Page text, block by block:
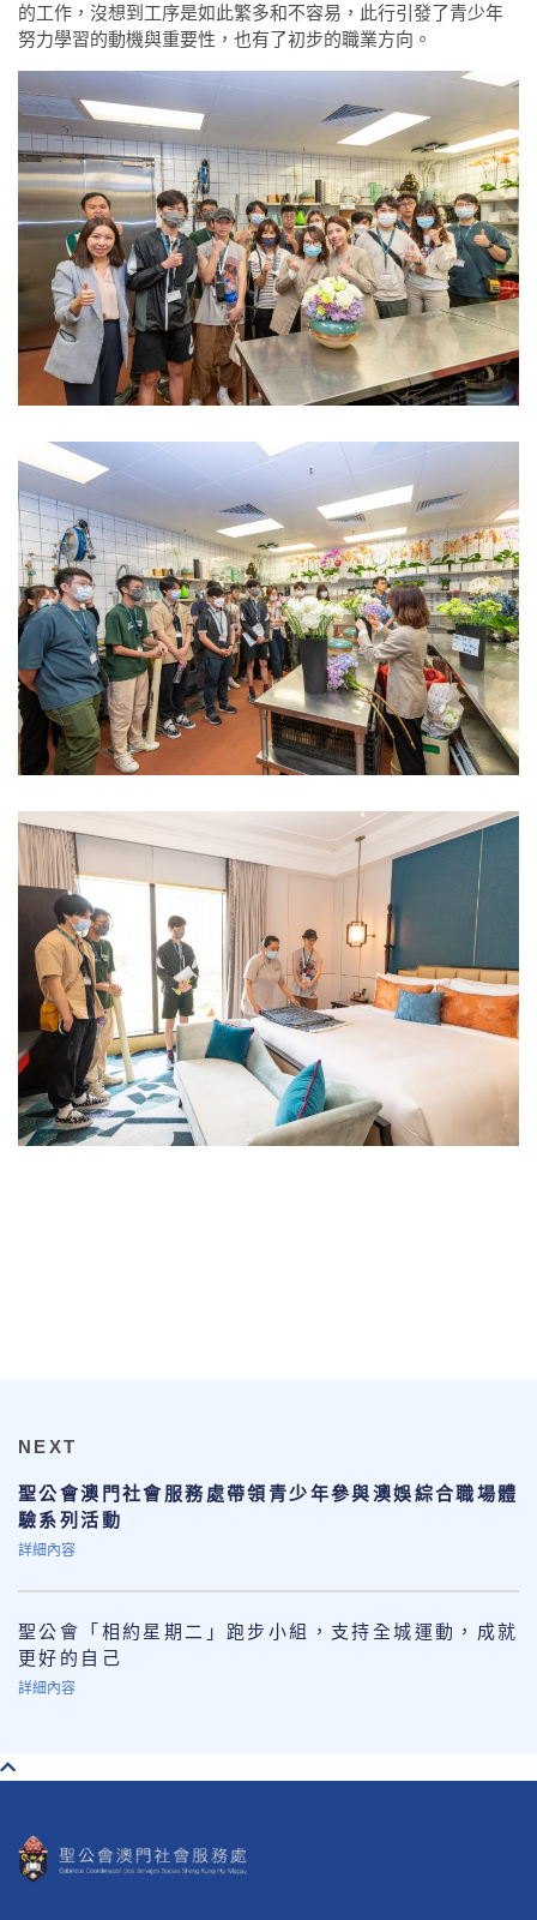
的工作，沒想到工序是如此繁多和不容易，此行引發了青少年
努力學習的動機與重要性，也有了初步的職業方向。
NEXT
聖公會澳門社會服務處帶領青少年參與澳娛綜合職場體
驗系列活動
詳細內容
聖公會「相約星期二」跑步小組，支持全城運動，成就
更好的自己
詳細內容